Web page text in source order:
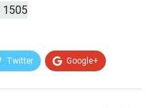
Twitter Google+